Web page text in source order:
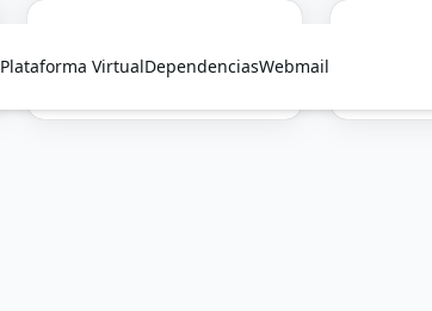
Plataforma VirtualDependenciasWebmail
Acceso a Sistemas